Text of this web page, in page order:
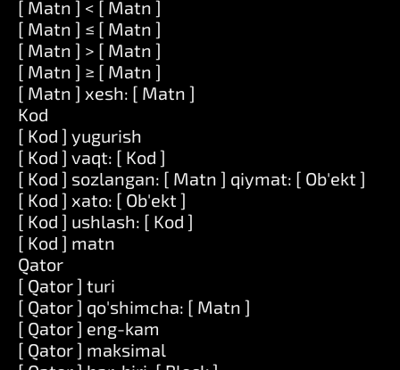
[ Matn ] < [ Matn ]
[ Matn ] ≤ [ Matn ]
[ Matn ] > [ Matn ]
[ Matn ] ≥ [ Matn ]
[ Matn ] xesh: [ Matn ]
Kod
[ Kod ] yugurish
[ Kod ] vaqt: [ Kod ]
[ Kod ] sozlangan: [ Matn ] qiymat: [ Ob'ekt ]
[ Kod ] xato: [ Ob'ekt ]
[ Kod ] ushlash: [ Kod ]
[ Kod ] matn
Qator
[ Qator ] turi
[ Qator ] qo'shimcha: [ Matn ]
[ Qator ] eng-kam
[ Qator ] maksimal